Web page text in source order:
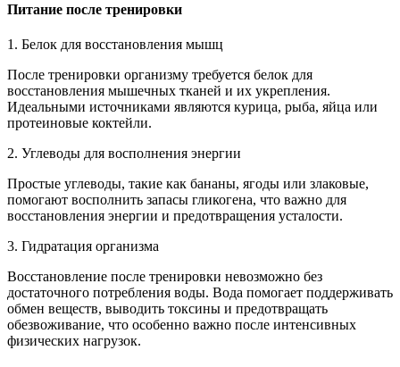
Питание после тренировки
1. Белок для восстановления мышц
После тренировки организму требуется белок для
восстановления мышечных тканей и их укрепления.
Идеальными источниками являются курица, рыба, яйца или
протеиновые коктейли.
2. Углеводы для восполнения энергии
Простые углеводы, такие как бананы, ягоды или злаковые,
помогают восполнить запасы гликогена, что важно для
восстановления энергии и предотвращения усталости.
3. Гидратация организма
Восстановление после тренировки невозможно без
достаточного потребления воды. Вода помогает поддерживать
обмен веществ, выводить токсины и предотвращать
обезвоживание, что особенно важно после интенсивных
физических нагрузок.